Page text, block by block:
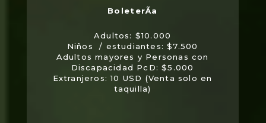
Adultos: $10.000
Niños / estudiantes: $7.500
Adultos mayores y Personas con
Discapacidad PcD: $5.000
Extranjeros: 10 USD (Venta solo en
taquilla)